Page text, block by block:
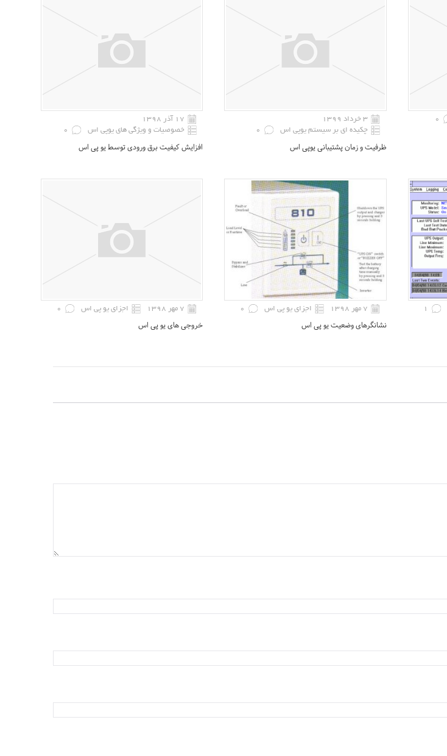
0
۳ خرداد ۱۳۹۹
چکیده ای بر سیستم یوپی اس
0
ظرفیت و زمان پشتیبانی یوپی اس
۱۷ آذر ۱۳۹۸
خصوصیات و ویژگی های یوپی اس
0
افزایش کیفیت برق ورودی توسط یو پی اس
1 ۷ مهر ۱۳۹۸ اجزای یو پی اس 0
نشانگرهای وضعیت یو پی اس
۷ مهر ۱۳۹۸ اجزای یو پی اس 0
خروجی های یو پی اس